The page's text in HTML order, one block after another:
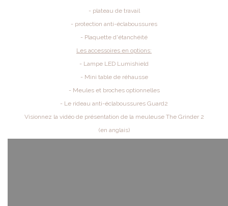
- plateau de travail
- protection anti-éclaboussures
- Plaquette d'étanchéité
Les accessoires en options:
- Lampe LED Lumishield
- Mini table de réhausse
- Meules et broches optionnelles
- Le rideau anti-éclaboussures Guard2
Visionnez la vidéo de présentation de la meuleuse The Grinder 2
(en anglais)